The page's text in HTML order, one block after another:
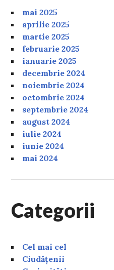
mai 2025
aprilie 2025
martie 2025
februarie 2025
ianuarie 2025
decembrie 2024
noiembrie 2024
octombrie 2024
septembrie 2024
august 2024
iulie 2024
iunie 2024
mai 2024
Categorii
Cel mai cel
Ciudățenii